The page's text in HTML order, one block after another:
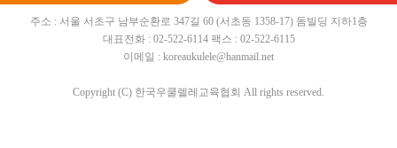
주소 : 서울 서초구 남부순환로 347길 60 (서초동 1358-17) 돔빌딩 지하1층
대표전화 : 02-522-6114 팩스 : 02-522-6115
이메일 : koreaukulele@hanmail.net
Copyright (C) 한국우쿨렐레교육협회 All rights reserved.